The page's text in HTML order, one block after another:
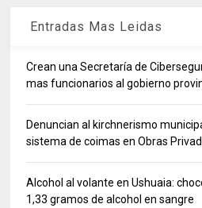
Entradas Mas Leidas
Crean una Secretaría de
mas funcionarios al gobierno
Denuncian al kirchnerismo
sistema de coimas en Obras
Alcohol al volante en Ushuaia:
1,33 gramos de alcohol en sangre